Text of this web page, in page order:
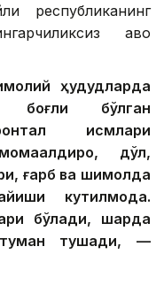
республиканинг
ҳаво
ҳудудларда
бўлган
қисмлари
дўл,
ғарб ва шимолда
кутилмоқда.
бўлади, шарқда
тушади, —